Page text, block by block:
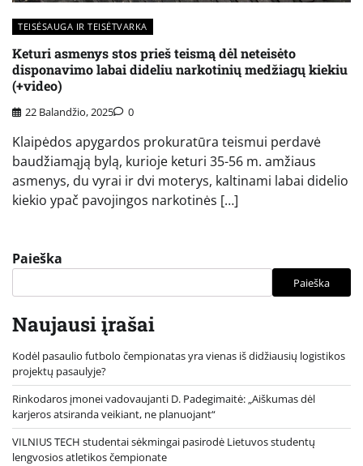
TEISĖSAUGA IR TEISĖTVARKA
Keturi asmenys stos prieš teismą dėl neteisėto
disponavimo labai dideliu narkotinių medžiagų kiekiu
(+video)
22 Balandžio, 2025 0
Klaipėdos apygardos prokuratūra teismui perdavė
baudžiamąją bylą, kurioje keturi 35-56 m. amžiaus
asmenys, du vyrai ir dvi moterys, kaltinami labai didelio
kiekio ypač pavojingos narkotinės […]
Paieška
Paieška
Naujausi įrašai
Kodėl pasaulio futbolo čempionatas yra vienas iš didžiausių logistikos
projektų pasaulyje?
Rinkodaros įmonei vadovaujanti D. Padegimaitė: „Aiškumas dėl
karjeros atsiranda veikiant, ne planuojant“
VILNIUS TECH studentai sėkmingai pasirodė Lietuvos studentų
lengvosios atletikos čempionate